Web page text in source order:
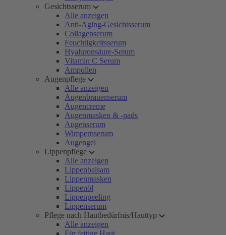
Gesichtsserum
Alle anzeigen
Anti-Aging-Gesichtsserum
Collagenserum
Feuchtigkeitsserum
Hyaluronsäure-Serum
Vitamin C Serum
Ampullen
Augenpflege
Alle anzeigen
Augenbrauenserum
Augencreme
Augenmasken & -pads
Augenserum
Wimpernserum
Augengel
Lippenpflege
Alle anzeigen
Lippenbalsam
Lippenmasken
Lippenöl
Lippenpeeling
Lippenserum
Pflege nach Hautbedürfnis/Hauttyp
Alle anzeigen
Für fettige Haut